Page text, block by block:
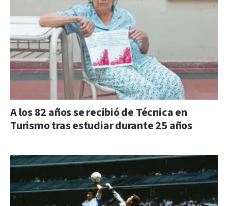
A los 82 años se recibió de Técnica en
Turismo tras estudiar durante 25 años